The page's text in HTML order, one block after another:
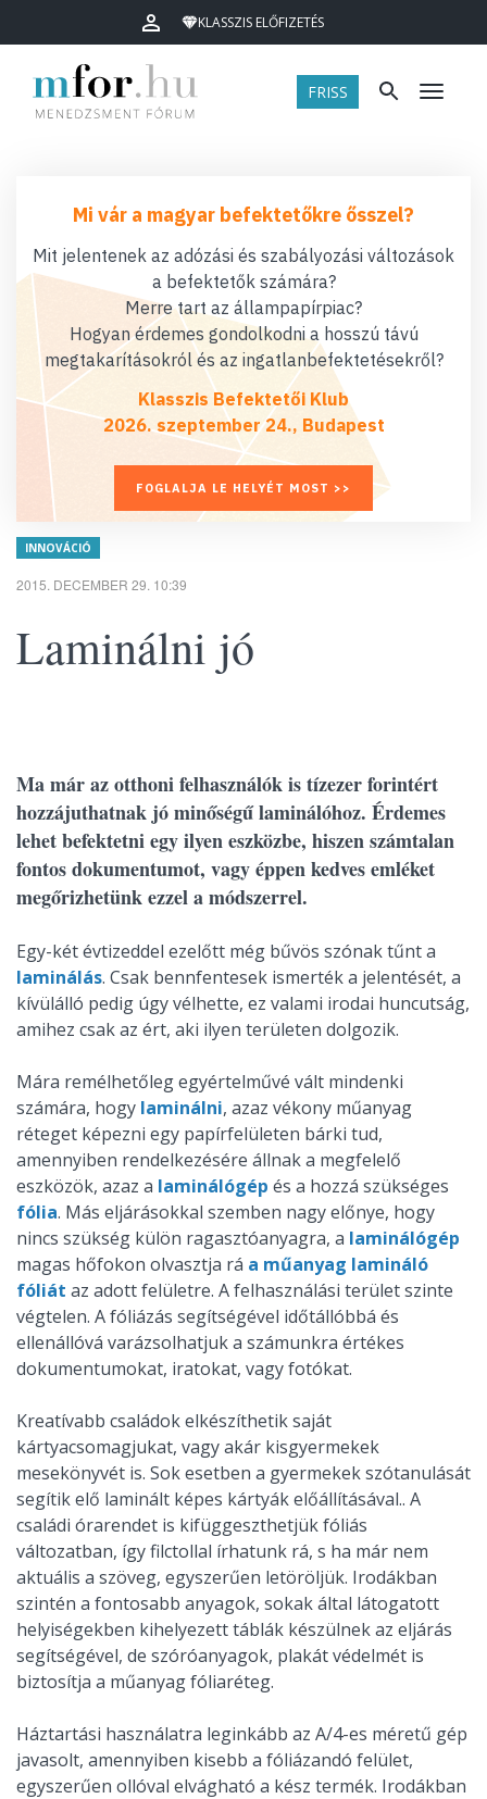
KLASSZIS ELŐFIZETÉS
FRISS Menü
Mi vár a magyar befektetőkre ősszel?
Mit jelentenek az adózási és szabályozási változások
a befektetők számára?
Merre tart az állampapírpiac?
Hogyan érdemes gondolkodni a hosszú távú
megtakarításokról és az ingatlanbefektetésekről?
Klasszis Befektetői Klub
2026. szeptember 24., Budapest
FOGLALJA LE HELYÉT MOST >>
INNOVÁCIÓ
2015. DECEMBER 29. 10:39
Laminálni jó
Ma már az otthoni felhasználók is tízezer forintért
hozzájuthatnak jó minőségű laminálóhoz. Érdemes
lehet befektetni egy ilyen eszközbe, hiszen számtalan
fontos dokumentumot, vagy éppen kedves emléket
megőrizhetünk ezzel a módszerrel.
Egy-két évtizeddel ezelőtt még bűvös szónak tűnt a
laminálás. Csak bennfentesek ismerték a jelentését, a
kívülálló pedig úgy vélhette, ez valami irodai huncutság,
amihez csak az ért, aki ilyen területen dolgozik.
Mára remélhetőleg egyértelművé vált mindenki
számára, hogy laminálni, azaz vékony műanyag
réteget képezni egy papírfelületen bárki tud,
amennyiben rendelkezésére állnak a megfelelő
eszközök, azaz a laminálógép és a hozzá szükséges
fólia. Más eljárásokkal szemben nagy előnye, hogy
nincs szükség külön ragasztóanyagra, a laminálógép
magas hőfokon olvasztja rá a műanyag lamináló
fóliát az adott felületre. A felhasználási terület szinte
végtelen. A fóliázás segítségével időtállóbbá és
ellenállóvá varázsolhatjuk a számunkra értékes
dokumentumokat, iratokat, vagy fotókat.
Kreatívabb családok elkészíthetik saját
kártyacsomagjukat, vagy akár kisgyermekek
mesekönyvét is. Sok esetben a gyermekek szótanulását
segítik elő laminált képes kártyák előállításával.. A
családi órarendet is kifüggeszthetjük fóliás
változatban, így filctollal írhatunk rá, s ha már nem
aktuális a szöveg, egyszerűen letöröljük. Irodákban
szintén a fontosabb anyagok, sokak által látogatott
helyiségekben kihelyezett táblák készülnek az eljárás
segítségével, de szóróanyagok, plakát védelmét is
biztosítja a műanyag fóliaréteg.
Háztartási használatra leginkább az A/4-es méretű gép
javasolt, amennyiben kisebb a fóliázandó felület,
egyszerűen ollóval elvágható a kész termék. Irodákban